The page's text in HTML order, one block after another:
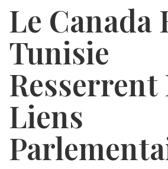
Le Canada
Tunisie
Resserrent
Liens